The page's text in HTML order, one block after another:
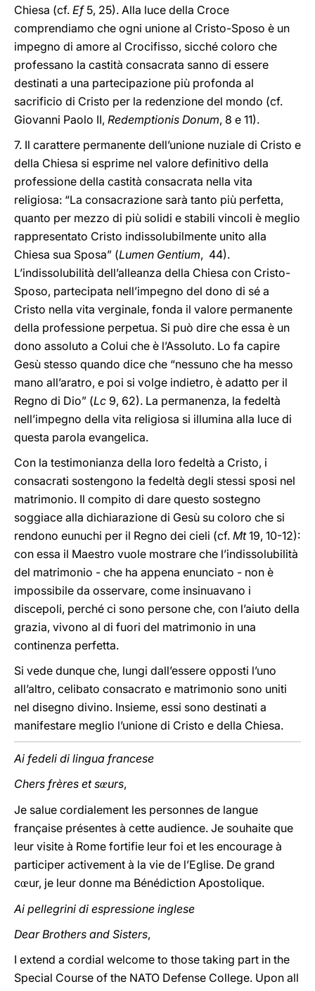
Chiesa (cf. Ef5, 25). Alla luce della Croce
comprendiamo che ogni unione al Cristo-Sposo è un
impegno di amore al Crocifisso, sicché coloro che
professano la castità consacrata sanno di essere
destinati a una partecipazione più profonda al
sacrificio di Cristo per la redenzione del mondo (cf.
Giovanni Paolo II, Redemptionis Donum, 8 e 11).
7. Il carattere permanente dell’unione nuziale di Cristo e
della Chiesa si esprime nel valore definitivo della
professione della castità consacrata nella vita
religiosa: “La consacrazione sarà tanto più perfetta,
quanto per mezzo di più solidi e stabili vincoli è meglio
rappresentato Cristo indissolubilmente unito alla
Chiesa sua Sposa” (Lumen Gentium, 44).
L’indissolubilità dell’alleanza della Chiesa con Cristo-
Sposo, partecipata nell’impegno del dono di sé a
Cristo nella vita verginale, fonda il valore permanente
della professione perpetua. Si può dire che essa è un
dono assoluto a Colui che è l’Assoluto. Lo fa capire
Gesù stesso quando dice che “nessuno che ha messo
mano all’aratro, e poi si volge indietro, è adatto per il
Regno di Dio” (Lc 9, 62). La permanenza, la fedeltà
nell’impegno della vita religiosa si illumina alla luce di
questa parola evangelica.
Con la testimonianza della loro fedeltà a Cristo, i
consacrati sostengono la fedeltà degli stessi sposi nel
matrimonio. Il compito di dare questo sostegno
soggiace alla dichiarazione di Gesù su coloro che si
rendono eunuchi per il Regno dei cieli (cf. Mt19, 10-12):
con essa il Maestro vuole mostrare che l’indissolubilità
del matrimonio - che ha appena enunciato - non è
impossibile da osservare, come insinuavano i
discepoli, perché ci sono persone che, con l’aiuto della
grazia, vivono al di fuori del matrimonio in una
continenza perfetta.
Si vede dunque che, lungi dall’essere opposti l’uno
all’altro, celibato consacrato e matrimonio sono uniti
nel disegno divino. Insieme, essi sono destinati a
manifestare meglio l’unione di Cristo e della Chiesa.
Ai fedeli di lingua francese
Chers frères et sœurs,
Je salue cordialement les personnes de langue
française présentes à cette audience. Je souhaite que
leur visite à Rome fortifie leur foi et les encourage à
participer activement à la vie de l’Eglise. De grand
cœur, je leur donne ma Bénédiction Apostolique.
Ai pellegrini di espressione inglese
Dear Brothers and Sisters,
I extend a cordial welcome to those taking part in the
Special Course of the NATO Defense College. Upon all